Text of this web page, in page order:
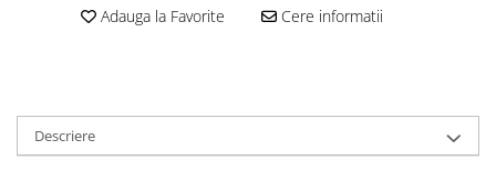
Adauga la Favorite Cere informatii
Descriere